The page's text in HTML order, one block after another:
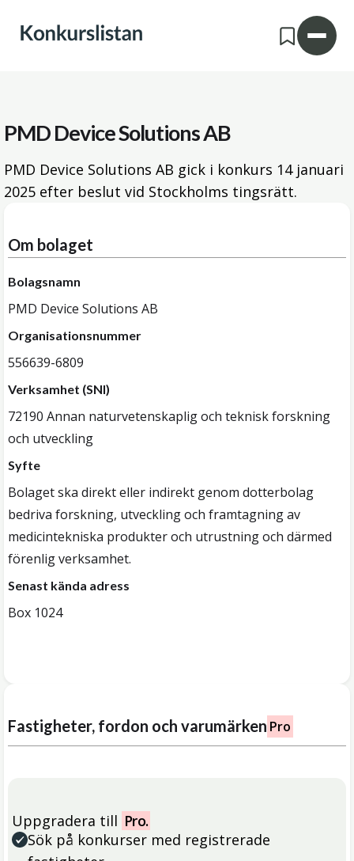
PMD Device Solutions AB
PMD Device Solutions AB gick i konkurs 14 januari
2025 efter beslut vid Stockholms tingsrätt.
Om bolaget
Bolagsnamn
PMD Device Solutions AB
Organisationsnummer
556639-6809
Verksamhet (SNI)
72190 Annan naturvetenskaplig och teknisk forskning
och utveckling
Syfte
Bolaget ska direkt eller indirekt genom dotterbolag
bedriva forskning, utveckling och framtagning av
medicintekniska produkter och utrustning och därmed
förenlig verksamhet.
Senast kända adress
Box 1024
Fastigheter, fordon och varumärken Pro
Uppgradera till Pro.
Sök på konkurser med registrerade